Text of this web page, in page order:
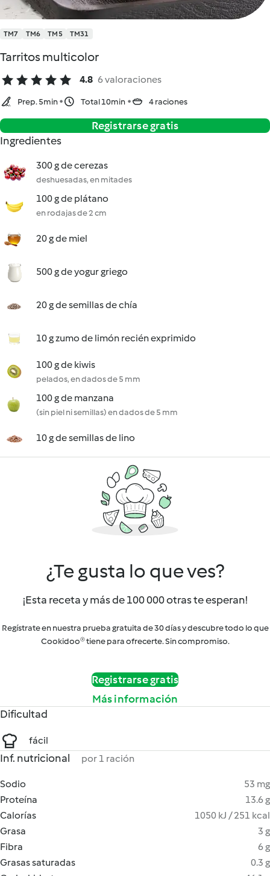
TM7 TM6 TM5 TM31
Tarritos multicolor
4.8 6 valoraciones
Prep. 5min Total 10min 4 raciones
Registrarse gratis
Ingredientes
300 g de cerezas
deshuesadas, en mitades
100 g de plátano
en rodajas de 2 cm
20 g de miel
500 g de yogur griego
20 g de semillas de chía
10 g zumo de limón recién exprimido
100 g de kiwis
pelados, en dados de 5 mm
100 g de manzana
(sin piel ni semillas) en dados de 5 mm
10 g de semillas de lino
¿Te gusta lo que ves?
¡Esta receta y más de 100 000 otras te esperan!
Regístrate en nuestra prueba gratuita de 30 días y descubre todo lo que
Cookidoo® tiene para ofrecerte. Sin compromiso.
Registrarse gratis
Más información
Dificultad
fácil
Inf. nutricional por 1 ración
Sodio
53 mg
Proteína
13.6 g
Calorías
1050 kJ / 251 kcal
Grasa
3 g
Fibra
6 g
Grasas saturadas
0.3 g